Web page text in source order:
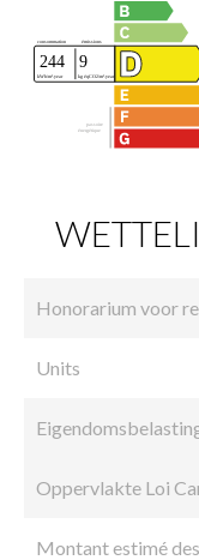
Honorarium voor
Units
Oppervlakte Loi
Montant estimé